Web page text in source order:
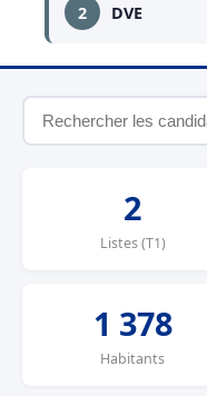
2 DVE
2
Listes (T1)
1 378
Habitants